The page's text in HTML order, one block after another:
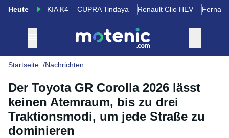
Heute KIA K4 CUPRA Tindaya Renault Clio HEV
Startseite Nachrichten
Der Toyota GR Corolla 2026 lässt
keinen Atemraum, bis zu drei
Traktionsmodi, um jede Straße zu
dominieren